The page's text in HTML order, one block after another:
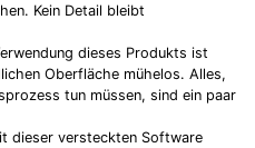
Kein Detail bleibt
dieses Produkts ist
Oberfläche mühelos. Alles,
tun müssen, sind ein paar
dieser versteckten Software